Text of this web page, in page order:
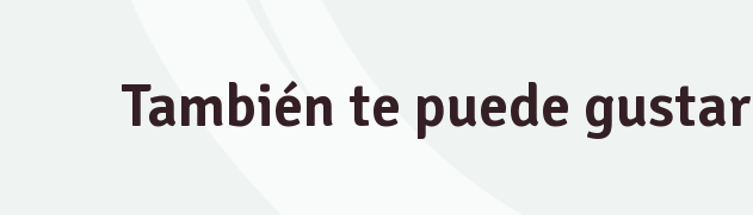
También te puede gustar